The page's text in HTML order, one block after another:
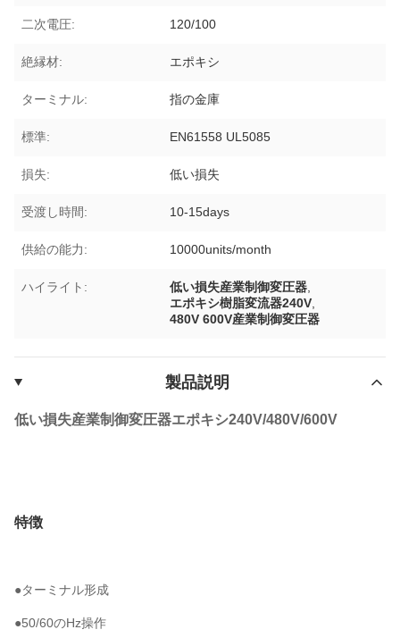
二次電圧: 120/100
絶縁材: エポキシ
ターミナル: 指の金庫
標準: EN61558 UL5085
損失: 低い損失
受渡し時間: 10-15days
供給の能力: 10000units/month
ハイライト: 低い損失産業制御変圧器
エポキシ樹脂変流器240V
480V 600V産業制御変圧器
製品説明
低い損失産業制御変圧器エポキシ240V/480V/600V
特徴
●ターミナル形成
●50/60のHz操作